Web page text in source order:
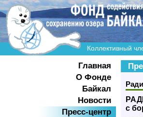
Коллективный
Главная
О Фонде
Байкал
Новости
Пресс-центр
с